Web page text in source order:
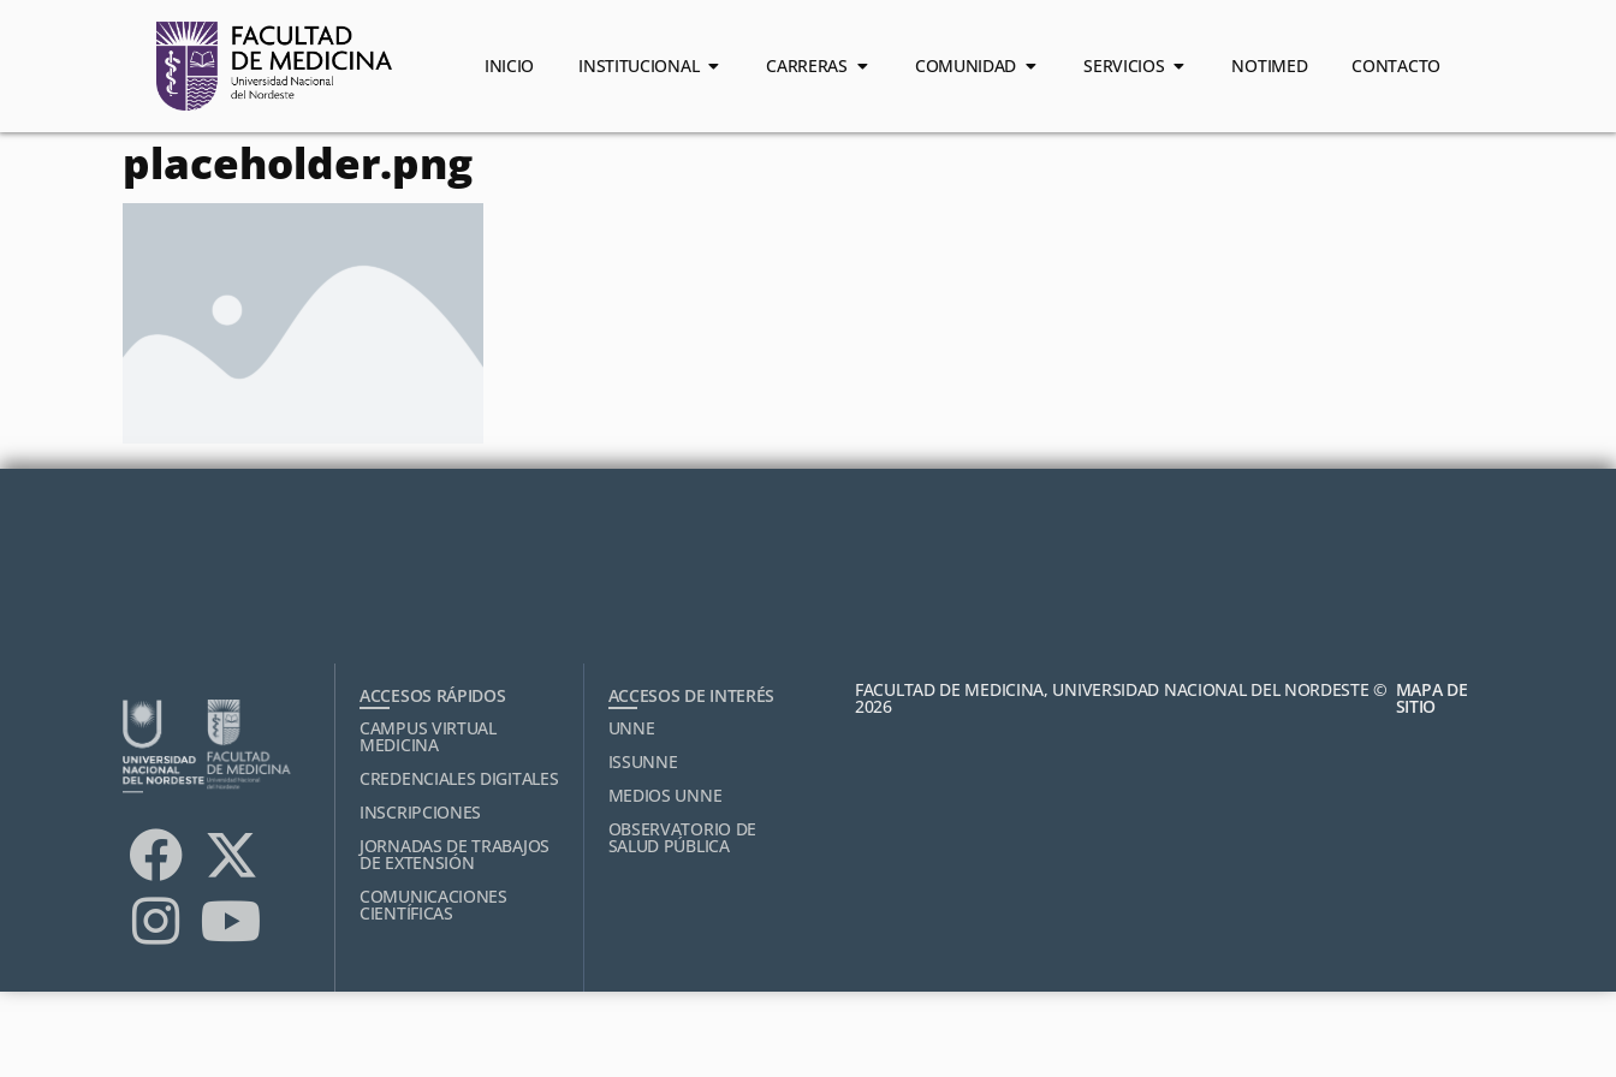
INICIO INSTITUCIONAL CARRERAS COMUNIDAD SERVICIOS NOTIMED CONTACTO
placeholder.png
ACCESOS RÁPIDOS
CAMPUS VIRTUAL
MEDICINA
CREDENCIALES DIGITALES
INSCRIPCIONES
JORNADAS DE TRABAJOS
DE EXTENSIÓN
COMUNICACIONES
CIENTÍFICAS
ACCESOS DE INTERÉS
UNNE
ISSUNNE
MEDIOS UNNE
OBSERVATORIO DE
SALUD PÚBLICA
FACULTAD DE MEDICINA, UNIVERSIDAD NACIONAL DEL NORDESTE ©
2026
MAPA DE
SITIO